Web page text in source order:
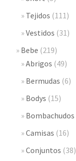
Tejidos (111)
Vestidos (31)
Bebe (219)
Abrigos (49)
Bermudas (6)
Bodys (15)
Bombachudos
Camisas (16)
Conjuntos (38)